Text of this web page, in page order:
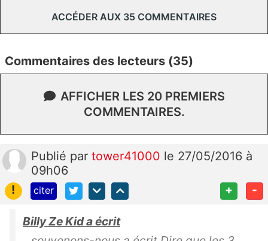
ACCÉDER AUX 35 COMMENTAIRES
Commentaires des lecteurs (35)
AFFICHER LES 20 PREMIERS
COMMENTAIRES.
Publié par tower41000 le 27/05/2016 à
09h06
!
citer + -
Billy Ze Kid a écrit